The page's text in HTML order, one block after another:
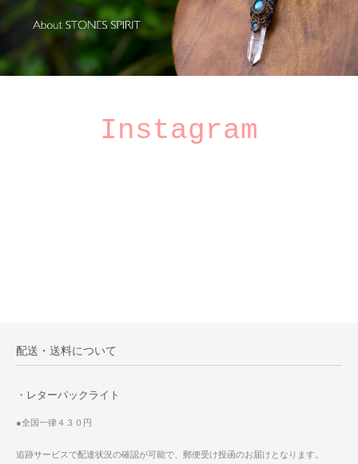
Instagram
配送・送料について
・レターパックライト
●全国一律４３０円
追跡サービスで配達状況の確認が可能で、郵便受け投函のお届けとなります。